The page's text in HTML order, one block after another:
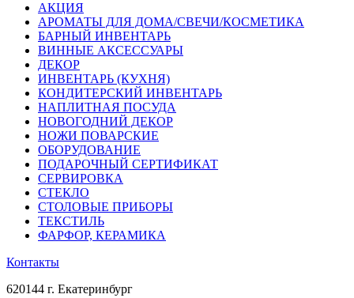
АКЦИЯ
АРОМАТЫ ДЛЯ ДОМА/СВЕЧИ/КОСМЕТИКА
БАРНЫЙ ИНВЕНТАРЬ
ВИННЫЕ АКСЕССУАРЫ
ДЕКОР
ИНВЕНТАРЬ (КУХНЯ)
КОНДИТЕРСКИЙ ИНВЕНТАРЬ
НАПЛИТНАЯ ПОСУДА
НОВОГОДНИЙ ДЕКОР
НОЖИ ПОВАРСКИЕ
ОБОРУДОВАНИЕ
ПОДАРОЧНЫЙ СЕРТИФИКАТ
СЕРВИРОВКА
СТЕКЛО
СТОЛОВЫЕ ПРИБОРЫ
ТЕКСТИЛЬ
ФАРФОР, КЕРАМИКА
Контакты
620144 г. Екатеринбург